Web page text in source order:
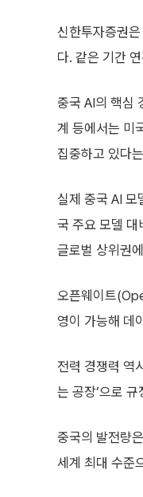
신한투자증권
다. 같은 기간
중국 AI의 핵심
계 등에서는 미
집중하고 있다
실제 중국 AI 모
국 주요 모델
글로벌 상위권
오픈웨이트
영이 가능해 데
전력 경쟁력 역
는 공장’으로
중국의 발전량
세계 최대 수준